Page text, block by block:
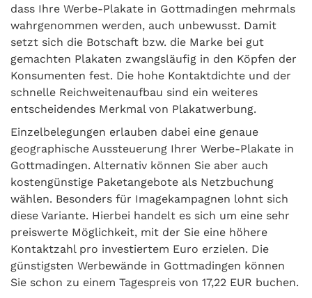
dass Ihre Werbe-Plakate in Gottmadingen mehrmals
wahrgenommen werden, auch unbewusst. Damit
setzt sich die Botschaft bzw. die Marke bei gut
gemachten Plakaten zwangsläufig in den Köpfen der
Konsumenten fest. Die hohe Kontaktdichte und der
schnelle Reichweitenaufbau sind ein weiteres
entscheidendes Merkmal von Plakatwerbung.
Einzelbelegungen erlauben dabei eine genaue
geographische Aussteuerung Ihrer Werbe-Plakate in
Gottmadingen. Alternativ können Sie aber auch
kostengünstige Paketangebote als Netzbuchung
wählen. Besonders für Imagekampagnen lohnt sich
diese Variante. Hierbei handelt es sich um eine sehr
preiswerte Möglichkeit, mit der Sie eine höhere
Kontaktzahl pro investiertem Euro erzielen. Die
günstigsten Werbewände in Gottmadingen können
Sie schon zu einem Tagespreis von 17,22 EUR buchen.